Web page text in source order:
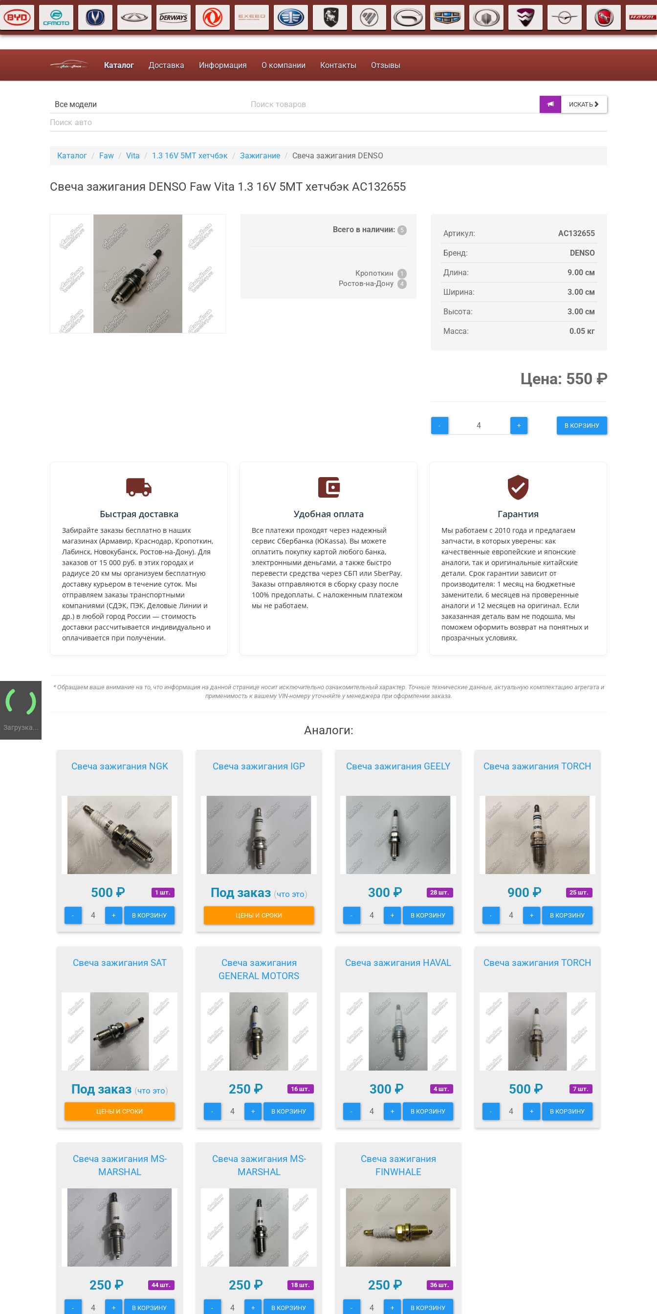
Загрузка...
Каталог Доставка Информация О компании Контакты Отзывы
ИСКАТЬ
Каталог Faw Vita 1.3 16V 5MT хетчбэк Зажигание Свеча зажигания DENSO
Свеча зажигания DENSO Faw Vita 1.3 16V 5MT хетчбэк AC132655
Всего в наличии: 5
Кропоткин 1
Ростов-на-Дону 4
Артикул: AC132655
Бренд: DENSO
Длина: 9.00 см
Ширина: 3.00 см
Высота: 3.00 см
Масса: 0.05 кг
Цена: 550 ₽
- + В КОРЗИНУ
Быстрая доставка
Забирайте заказы бесплатно в наших
магазинах (Армавир, Краснодар, Кропоткин,
Лабинск, Новокубанск, Ростов-на-Дону). Для
заказов от 15 000 руб. в этих городах и
радиусе 20 км мы организуем бесплатную
доставку курьером в течение суток. Мы
отправляем заказы транспортными
компаниями (СДЭК, ПЭК, Деловые Линии и
др.) в любой город России — стоимость
доставки рассчитывается индивидуально и
оплачивается при получении.
Удобная оплата
Все платежи проходят через надежный
сервис Сбербанка (ЮKassa). Вы можете
оплатить покупку картой любого банка,
электронными деньгами, а также быстро
перевести средства через СБП или SberPay.
Заказы отправляются в сборку сразу после
100% предоплаты. С наложенным платежом
мы не работаем.
Гарантия
Мы работаем с 2010 года и предлагаем
запчасти, в которых уверены: как
качественные европейские и японские
аналоги, так и оригинальные китайские
детали. Срок гарантии зависит от
производителя: 1 месяц на бюджетные
заменители, 6 месяцев на проверенные
аналоги и 12 месяцев на оригинал. Если
заказанная деталь вам не подошла, мы
поможем оформить возврат на понятных и
прозрачных условиях.
* Обращаем ваше внимание на то, что информация на данной странице носит исключительно ознакомительный характер. Точные технические данные, актуальную комплектацию агрегата и
применимость к вашему VIN-номеру уточняйте у менеджера при оформлении заказа.
Аналоги:
Свеча зажигания NGK
1 шт.
500 ₽
- + В КОРЗИНУ
Свеча зажигания IGP
Под заказ (что это)
ЦЕНЫ И СРОКИ
Свеча зажигания GEELY
28 шт.
300 ₽
- + В КОРЗИНУ
Свеча зажигания TORCH
25 шт.
900 ₽
- + В КОРЗИНУ
Свеча зажигания SAT
Под заказ (что это)
ЦЕНЫ И СРОКИ
Свеча зажигания
GENERAL MOTORS
16 шт.
250 ₽
- + В КОРЗИНУ
Свеча зажигания HAVAL
4 шт.
300 ₽
- + В КОРЗИНУ
Свеча зажигания TORCH
7 шт.
500 ₽
- + В КОРЗИНУ
Свеча зажигания MS-
MARSHAL
44 шт.
250 ₽
- + В КОРЗИНУ
Свеча зажигания MS-
MARSHAL
18 шт.
250 ₽
- + В КОРЗИНУ
Свеча зажигания
FINWHALE
36 шт.
250 ₽
- + В КОРЗИНУ